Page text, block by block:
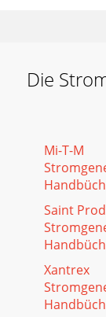
Die
Mi-T-M
Saint
Xantrex